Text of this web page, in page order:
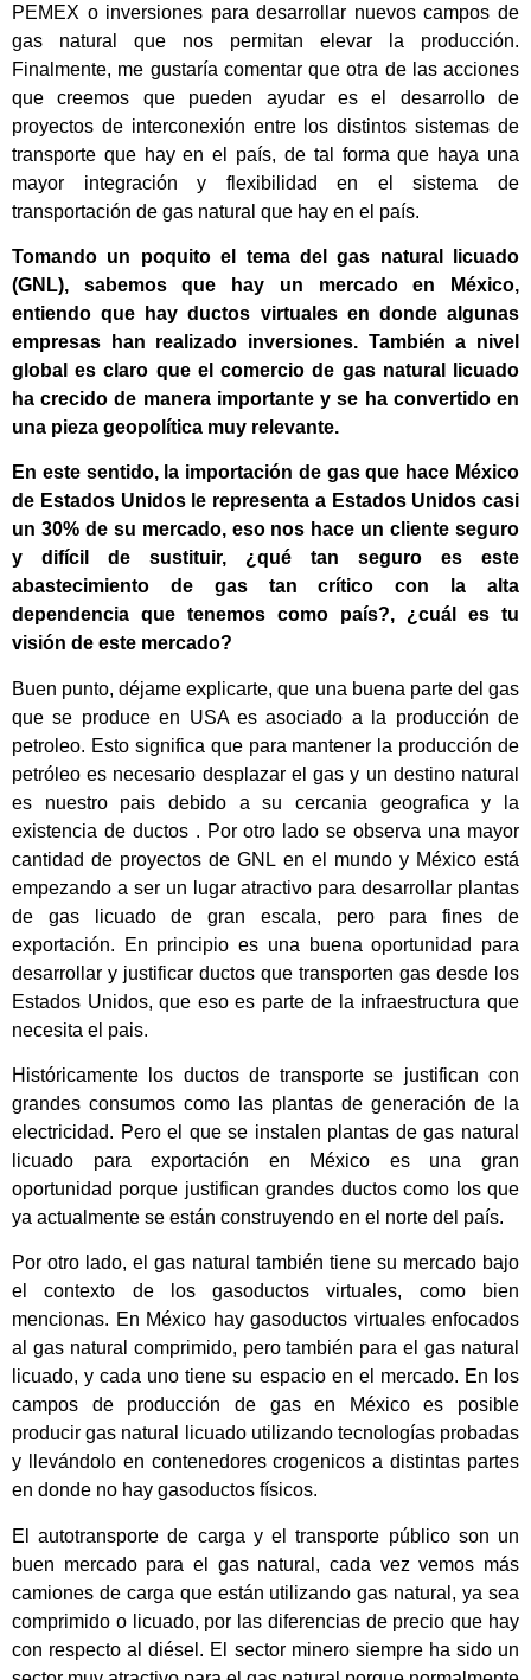
PEMEX o inversiones para desarrollar nuevos campos de
gas natural que nos permitan elevar la producción.
Finalmente, me gustaría comentar que otra de las acciones
que creemos que pueden ayudar es el desarrollo de
proyectos de interconexión entre los distintos sistemas de
transporte que hay en el país, de tal forma que haya una
mayor integración y flexibilidad en el sistema de
transportación de gas natural que hay en el país.
Tomando un poquito el tema del gas natural licuado
(GNL), sabemos que hay un mercado en México,
entiendo que hay ductos virtuales en donde algunas
empresas han realizado inversiones. También a nivel
global es claro que el comercio de gas natural licuado
ha crecido de manera importante y se ha convertido en
una pieza geopolítica muy relevante.
En este sentido, la importación de gas que hace México
de Estados Unidos le representa a Estados Unidos casi
un 30% de su mercado, eso nos hace un cliente seguro
y difícil de sustituir, ¿qué tan seguro es este
abastecimiento de gas tan crítico con la alta
dependencia que tenemos como país?, ¿cuál es tu
visión de este mercado?
Buen punto, déjame explicarte, que una buena parte del gas
que se produce en USA es asociado a la producción de
petroleo. Esto significa que para mantener la producción de
petróleo es necesario desplazar el gas y un destino natural
es nuestro pais debido a su cercania geografica y la
existencia de ductos . Por otro lado se observa una mayor
cantidad de proyectos de GNL en el mundo y México está
empezando a ser un lugar atractivo para desarrollar plantas
de gas licuado de gran escala, pero para fines de
exportación. En principio es una buena oportunidad para
desarrollar y justificar ductos que transporten gas desde los
Estados Unidos, que eso es parte de la infraestructura que
necesita el pais.
Históricamente los ductos de transporte se justifican con
grandes consumos como las plantas de generación de la
electricidad. Pero el que se instalen plantas de gas natural
licuado para exportación en México es una gran
oportunidad porque justifican grandes ductos como los que
ya actualmente se están construyendo en el norte del país.
Por otro lado, el gas natural también tiene su mercado bajo
el contexto de los gasoductos virtuales, como bien
mencionas. En México hay gasoductos virtuales enfocados
al gas natural comprimido, pero también para el gas natural
licuado, y cada uno tiene su espacio en el mercado. En los
campos de producción de gas en México es posible
producir gas natural licuado utilizando tecnologías probadas
y llevándolo en contenedores crogenicos a distintas partes
en donde no hay gasoductos físicos.
El autotransporte de carga y el transporte público son un
buen mercado para el gas natural, cada vez vemos más
camiones de carga que están utilizando gas natural, ya sea
comprimido o licuado, por las diferencias de precio que hay
con respecto al diésel. El sector minero siempre ha sido un